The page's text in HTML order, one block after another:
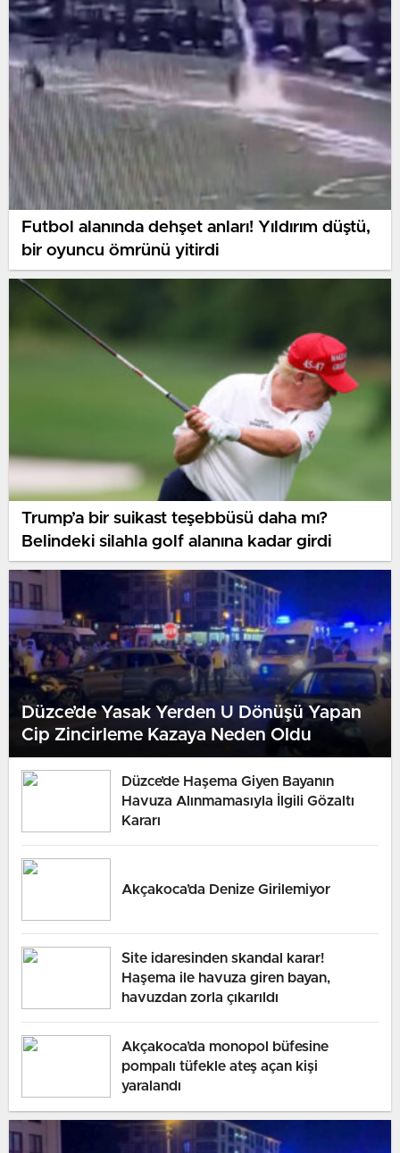
Futbol alanında dehşet anları! Yıldırım düştü,
bir oyuncu ömrünü yitirdi
Trump’a bir suikast teşebbüsü daha mı?
Belindeki silahla golf alanına kadar girdi
Düzce’de Yasak Yerden U Dönüşü Yapan
Cip Zincirleme Kazaya Neden Oldu
Düzce’de Haşema Giyen Bayanın
Havuza Alınmamasıyla İlgili Gözaltı
Kararı
Akçakoca’da Denize Girilemiyor
Site idaresinden skandal karar!
Haşema ile havuza giren bayan,
havuzdan zorla çıkarıldı
Akçakoca’da monopol büfesine
pompalı tüfekle ateş açan kişi
yaralandı